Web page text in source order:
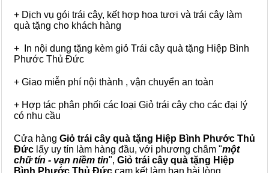
+ Dịch vụ gói trái cây, kết hợp hoa tươi và trái cây làm
quà tặng cho khách hàng
+ In nội dung tặng kèm giỏ Trái cây quà tặng Hiệp Bình
Phước Thủ Đức
+ Giao miễn phí nội thành , vận chuyển an toàn
+ Hợp tác phân phối các loại Giỏ trái cây cho các đại lý
có nhu cầu
Cửa hàng Giỏ trái cây quà tặng Hiệp Bình Phước Thủ
Đức lấy uy tín làm hàng đầu, với phương châm "một
chữ tín - vạn niềm tin", Giỏ trái cây quà tặng Hiệp
Bình Phước Thủ Đức cam kết làm bạn hài lòng.